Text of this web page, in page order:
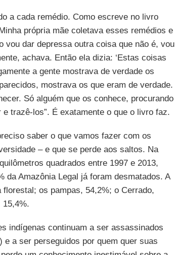
a cada remédio. Como escreve no livro
própria mãe coletava esses remédios e
vou dar depressa outra coisa que não é, vou
achava. Então ela dizia: ‘Estas coisas
a gente mostrava de verdade os
mostrava os que eram de verdade.
Só alguém que os conhece, procurando
trazê-los”. É exatamente o que o livro faz.
saber o que vamos fazer com os
– e que se perde aos saltos. Na
quadrados entre 1997 e 2013,
da Amazônia Legal já foram desmatados. A
os pampas, 54,2%; o Cerrado,
15,4%.
indígenas continuam a ser assassinados
a ser perseguidos por quem quer suas